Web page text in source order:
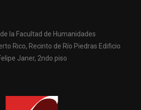
la Facultad de Humanidades
Rico, Recinto de Río Piedras Edificio
Janer, 2ndo piso